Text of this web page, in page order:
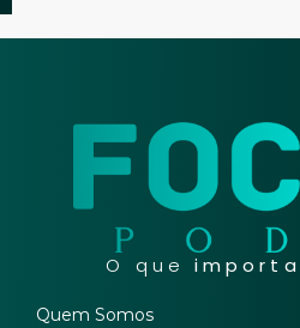
O que importa
Quem Somos